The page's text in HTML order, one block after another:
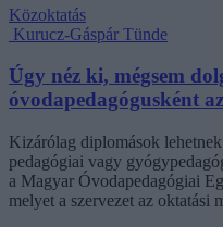
Közoktatás
Kurucz-Gáspár Tünde
Úgy néz ki, mégsem
óvodapedagógusként
Kizárólag diplomások
pedagógiai vagy
a Magyar Óvodapedagógiai
melyet a szervezet az oktatási